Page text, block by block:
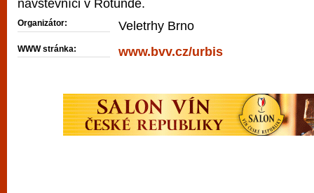
návštěvníci v Rotundě.
Organizátor: Veletrhy Brno
WWW stránka: www.bvv.cz/urbis